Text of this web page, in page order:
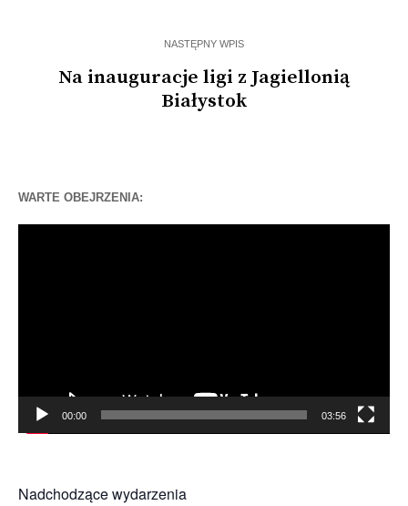
NASTĘPNY WPIS
Na inauguracje ligi z Jagiellonią
Białystok
WARTE OBEJRZENIA:
00:00 03:56
Nadchodzące wydarzenia